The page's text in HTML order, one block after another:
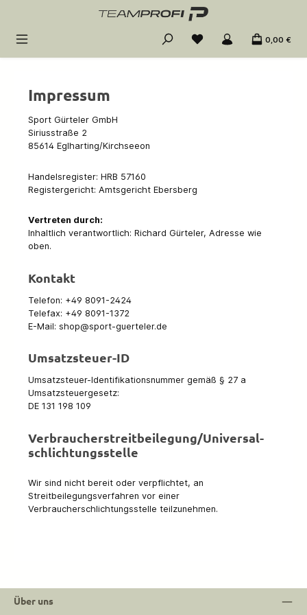
Zum Hauptinhalt springen
0,00 €
Impressum
Sport Gürteler GmbH
Siriusstraße 2
85614 Eglharting/Kirchseeon
Handelsregister: HRB 57160
Registergericht: Amtsgericht Ebersberg
Vertreten durch:
Inhaltlich verantwortlich: Richard Gürteler, Adresse wie
oben.
Kontakt
Telefon: +49 8091-2424
Telefax: +49 8091-1372
E-Mail: shop@sport-guerteler.de
Umsatzsteuer-ID
Umsatzsteuer-Identifikationsnummer gemäß § 27 a
Umsatzsteuergesetz:
DE 131 198 109
Verbraucher­streit­beilegung/Universal­
schlichtungs­stelle
Wir sind nicht bereit oder verpflichtet, an
Streitbeilegungsverfahren vor einer
Verbraucherschlichtungsstelle teilzunehmen.
Über uns